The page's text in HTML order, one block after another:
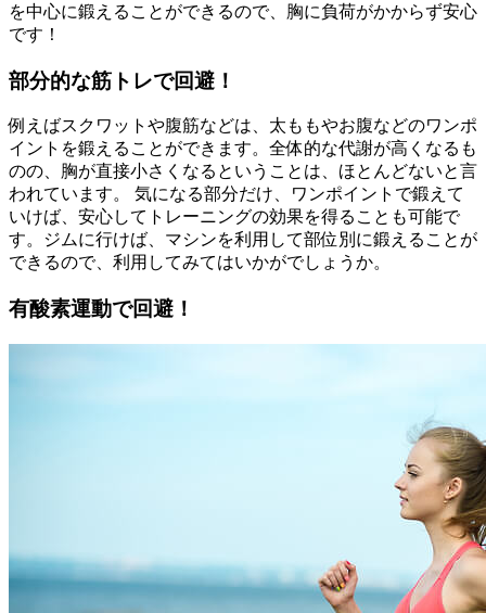
を中心に鍛えることができるので、胸に負荷がかからず安心
です！
部分的な筋トレで回避！
例えばスクワットや腹筋などは、太ももやお腹などのワンポ
イントを鍛えることができます。全体的な代謝が高くなるも
のの、胸が直接小さくなるということは、ほとんどないと言
われています。 気になる部分だけ、ワンポイントで鍛えて
いけば、安心してトレーニングの効果を得ることも可能で
す。ジムに行けば、マシンを利用して部位別に鍛えることが
できるので、利用してみてはいかがでしょうか。
有酸素運動で回避！